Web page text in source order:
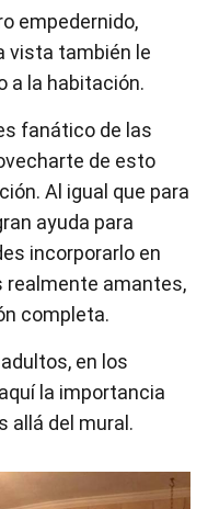
empedernido,
vista también le
a la habitación.
fanático de las
de esto
Al igual que para
ayuda para
incorporarlo en
realmente amantes,
completa.
en los
la importancia
allá del mural.